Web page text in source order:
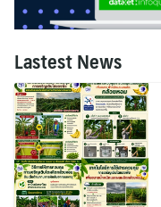
Lastest News